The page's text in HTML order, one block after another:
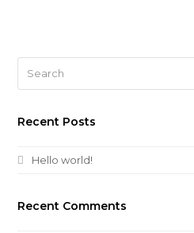
Recent Posts
Hello world!
Recent Comments